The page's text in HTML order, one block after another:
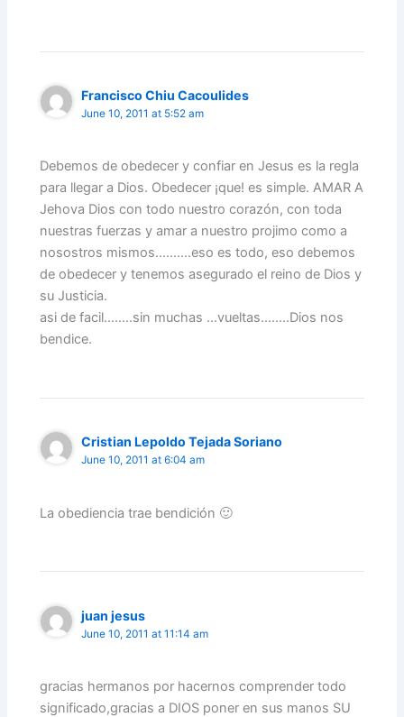
Francisco Chiu Cacoulides
June 10, 2011 at 5:52 am
Debemos de obedecer y confiar en Jesus es la regla
para llegar a Dios. Obedecer ¡que! es simple. AMAR A
Jehova Dios con todo nuestro corazón, con toda
nuestras fuerzas y amar a nuestro projimo como a
nosostros mismos……….eso es todo, eso debemos
de obedecer y tenemos asegurado el reino de Dios y
su Justicia.
asi de facil……..sin muchas …vueltas……..Dios nos
bendice.
Cristian Lepoldo Tejada Soriano
June 10, 2011 at 6:04 am
La obediencia trae bendición 🙂
juan jesus
June 10, 2011 at 11:14 am
gracias hermanos por hacernos comprender todo
significado,gracias a DIOS poner en sus manos SU